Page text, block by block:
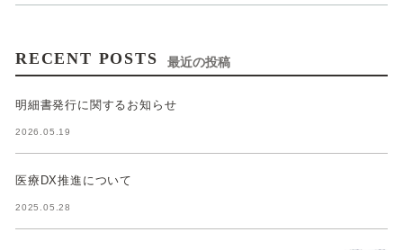
RECENT POSTS 最近の投稿
明細書発行に関するお知らせ
2026.05.19
医療DX推進について
2025.05.28